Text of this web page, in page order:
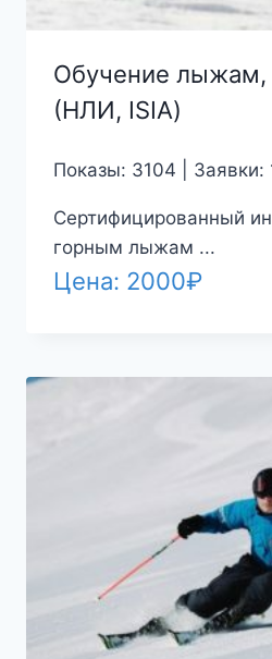
Обучение лыжам,
(НЛИ, ISIA)
Показы: 3104 | Заявки:
Сертифицированный
горным лыжам ...
Цена: 2000₽